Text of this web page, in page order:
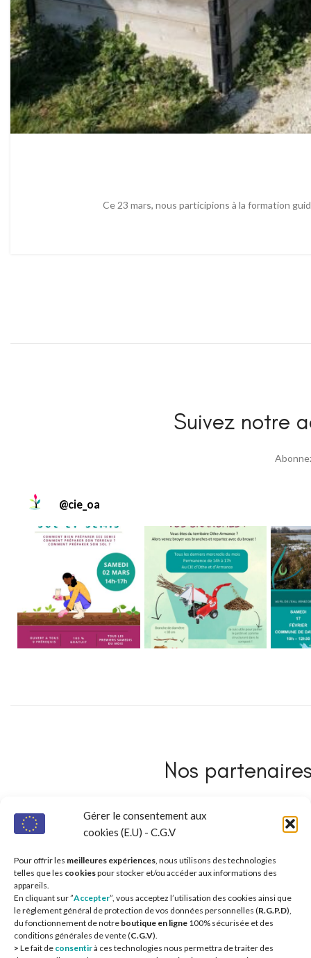
Gérer le consentement aux
cookies (E.U) - C.G.V
Pour offrir les meilleures expériences, nous utilisons des technologies
telles que les cookiespour stocker et/ou accéder aux informations des
appareils.
En cliquant sur ”Accepter”, vous acceptez l’utilisation des cookies ainsi que
le règlement général de protection de vos données personnelles (R.G.P.D),
du fonctionnement de notre boutique en ligne 100% sécurisée et des
conditions générales de vente (C.G.V).
> Le fait de consentirà ces technologies nous permettra de traiter des
Ce 23 mars, nous participions à la formation
Suivez notre
@cie_oa
Nos